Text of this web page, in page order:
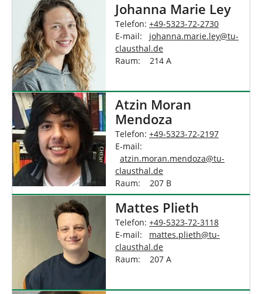
Johanna Marie Ley
Telefon: +49-5323-72-2730
E-mail: johanna.marie.ley@tu-
clausthal.de
Raum: 214 A
Atzin Moran
Mendoza
Telefon: +49-5323-72-2197
E-mail:
atzin.moran.mendoza@tu-
clausthal.de
Raum: 207 B
Mattes Plieth
Telefon: +49-5323-72-3118
E-mail: mattes.plieth@tu-
clausthal.de
Raum: 207 A